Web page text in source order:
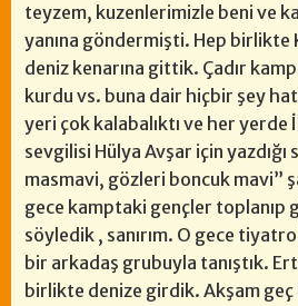
teyzem, kuzenlerimizle beni ve
yanına göndermişti. Hep birlikte
deniz kenarına gittik. Çadır
kurdu vs. buna dair hiçbir şey
yeri çok kalabalıktı ve her yerde
sevgilisi Hülya Avşar için
masmavi, gözleri boncuk mavi”
gece kamptaki gençler toplanıp
söyledik , sanırım. O gece
bir arkadaş grubuyla tanıştık.
birlikte denize girdik. Akşam